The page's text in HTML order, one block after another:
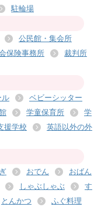
駐輪場
公民館・集会所
保険事務所
裁判所
ル
ベビーシッター
学童保育所
学
援学校
英語以外の外
おでん
おばん
しゃぶしゃぶ
す
とんかつ
ふぐ料理